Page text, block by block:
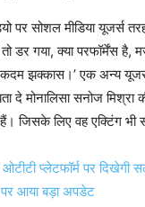
पर सोशल मीडिया
डर गया, क्या परफॉर्मेंस है,
एकदम झक्कास।’ एक अन्य
दे मोनालिसा सनोज मिश्रा
जिसके लिए वह एक्टिंग भी
प्लेटफॉर्म पर दिखेगी
पर आया बड़ा अपडेट